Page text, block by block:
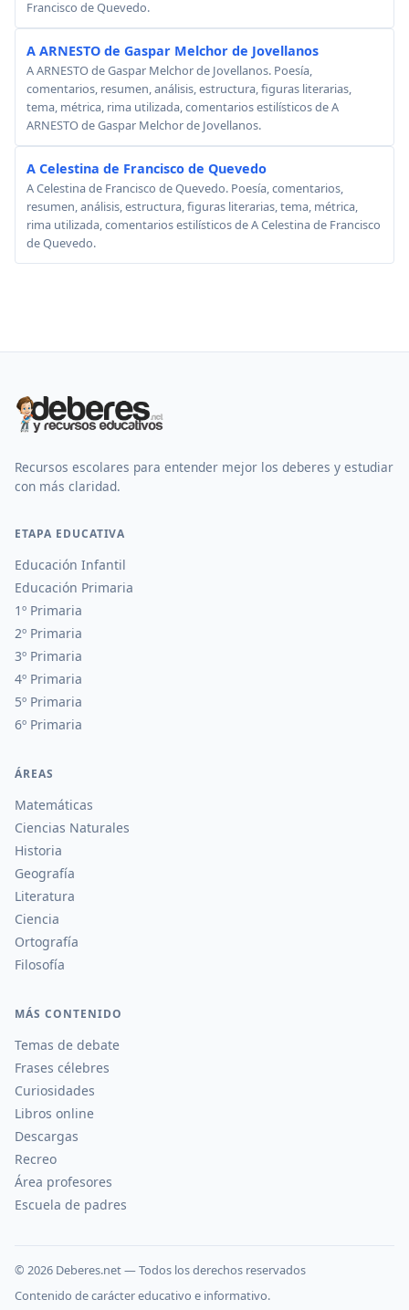
Francisco de Quevedo.
A ARNESTO de Gaspar Melchor de Jovellanos
A ARNESTO de Gaspar Melchor de Jovellanos. Poesía,
comentarios, resumen, análisis, estructura, figuras literarias,
tema, métrica, rima utilizada, comentarios estilísticos de A
ARNESTO de Gaspar Melchor de Jovellanos.
A Celestina de Francisco de Quevedo
A Celestina de Francisco de Quevedo. Poesía, comentarios,
resumen, análisis, estructura, figuras literarias, tema, métrica,
rima utilizada, comentarios estilísticos de A Celestina de Francisco
de Quevedo.
Recursos escolares para entender mejor los deberes y estudiar
con más claridad.
ETAPA EDUCATIVA
Educación Infantil
Educación Primaria
1º Primaria
2º Primaria
3º Primaria
4º Primaria
5º Primaria
6º Primaria
ÁREAS
Matemáticas
Ciencias Naturales
Historia
Geografía
Literatura
Ciencia
Ortografía
Filosofía
MÁS CONTENIDO
Temas de debate
Frases célebres
Curiosidades
Libros online
Descargas
Recreo
Área profesores
Escuela de padres
© 2026 Deberes.net — Todos los derechos reservados
Contenido de carácter educativo e informativo.